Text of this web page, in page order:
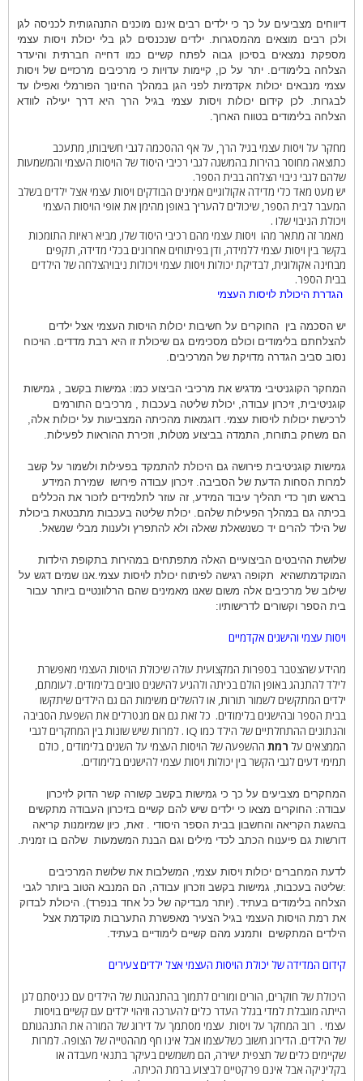
דיווחים מצביעים על כך כי ילדים רבים אינם מוכנים התנהגותית לכניסה לגן
ולכן רבים מוצאים מהמסגרות. ילדים שנכנסים לגן בלי יכולת ויסות עצמי
מספקת נמצאים בסיכון גבוה לפתח קשיים כמו דחייה חברתית והיעדר
הצלחה בלימודים. יתר על כן, קיימות עדויות כי מרכיבים מרכזיים של ויסות
עצמי מנבאים יכולות אקדמיות לפני הגן במהלך החינוך הפורמלי ואפילו עד
לבגרות. לכן קידום יכולות ויסות עצמי בגיל הרך היא דרך יעילה לוודא
הצלחה בלימודים בטווח הארוך.
מחקר על ויסות עצמי בגיל הרך, על אף ההסכמה לגבי חשיבותו, מתעכב
כתוצאה מחוסר בהירות בהמשגה לגבי רכיבי היסוד של הויסות העצמי והמשמעות
שלהם לגבי ניבוי הצלחה בבית הספר.
יש מעט מאד כלי מדידה אקולוגיים אמינים הבודקים ויסות עצמי אצל ילדים בשלב
המעבר לבית הספר, שיכולים להעריך באופן מהימן את אופי הויסות העצמי
ויכולת הניבוי שלו .
מאמר זה מתאר מהו ויסות עצמי מהם רכיבי היסוד שלו, מביא ראיות התומכות
בקשר בין ויסות עצמי ללמידה, ודן בפיתוחים אחרונים בכלי מדידה, תקפים
מבחינה אקולוגית, לבדיקת יכולות ויסות עצמי ויכולות ניבויהצלחה של הילדים
בבית הספר.
הגדרת היכולת לויסות העצמי
יש הסכמה בין החוקרים על חשיבות יכולות הויסות העצמי אצל ילדים
להצלחתם בלימודים וכולם מסכימים גם שיכולת זו היא רבת מדדים. הויכוח
נסוב סביב הגדרה מדויקת של המרכיבים.
המחקר הקוגניטיבי מדגיש את מרכיבי הביצוע כמו: גמישות בקשב , גמישות
קוגניטיבית, זיכרון עבודה, יכולת שליטה בעכבות , מרכיבים התורמים
לרכישת יכולות לויסות עצמי. דוגמאות מהכיתה המצביעות על יכולות אלה,
הם משחק בתורות, התמדה בביצוע מטלות, וזכירת ההוראות לפעילות.
גמישות קוגניטיבית פירושה גם היכולת להתמקד בפעילות ולשמור על קשב
למרות הסחות הדעת של הסביבה. זיכרון עבודה פירושו שמירת המידע
בראש תוך כדי תהליך עיבוד המידע, זה עוזר לתלמידים לזכור את הכללים
בכיתה גם במהלך הפעילות שלהם. יכולת שליטה בעכבות מתבטאת ביכולת
של הילד להרים יד כשנשאלת שאלה ולא להתפרץ ולענות מבלי שנשאל.
שלושת ההיבטים הביצועיים האלה מתפתחים במהירות בתקופת הילדות
המוקדמתשהיא תקופה רגישה לפיתוח יכולת לויסות עצמי אנו שמים דגש על
שילוב של מרכיבים אלה משום שאנו מאמינים שהם הרלוונטיים ביותר עבור
בית הספר וקשורים לדרישותיו:
ויסות עצמי והישגים אקדמיים
מהידע שהצטבר בספרות המקצועית עולה שיכולת הויסות העצמי מאפשרת
לילד להתנהג באופן הולם בכיתה ולהגיע להישגים טובים בלימודים. לעומתם,
ילדים המתקשים לשמור תורות, או להשלים משימות הם גם הילדים שיתקשו
בבית הספר ובהישגים בלימודים. כל זאת גם אם מנטרלים את השפעת הסביבה
והנתונים ההתחלתיים של הילד כמו IQ . למרות שיש שונות בין המחקרים לגבי
הממצאים על רמת ההשפעה של הויסות העצמי על השגים בלימודים , כולם
תמימי דעים לגבי הקשר בין יכולות ויסות עצמי להישגים בלימודים.
המחקרים מצביעים על כך כי גמישות בקשב קשורה קשר הדוק לזיכרון
עבודה: החוקרים מצאו כי ילדים שיש להם קשיים בזיכרון העבודה מתקשים
בהשגת הקריאה והחשבון בבית הספר היסודי . זאת, כיון שמיומנות קריאה
דורשות גם פיענוח הכתב לכדי מילים וגם הבנת המשמעות שלהם בו זמנית.
לדעת המחברים יכולות ויסות עצמי, המשלבות את שלושת המרכיבים
:שליטה בעכבות, גמישות בקשב וזכרון עבודה, הם המנבא הטוב ביותר לגבי
הצלחה בלימודים בעתיד. (יותר מבדיקה של כל אחד בנפרד). היכולת לבדוק
את רמת הויסות העצמי בגיל הצעיר מאפשרת התערבות מוקדמת אצל
הילדים המתקשים ותמנע מהם קשיים לימודיים בעתיד.
קידום המדידה של יכולת הויסות העצמי אצל ילדים צעירים
היכולת של חוקרים, הורים ומורים לתמוך בהתנהגות של הילדים עם כניסתם לגן
הייתה מוגבלת למדי בגלל העדר כלים להערכה וזיהוי ילדים עם קשיים בויסות
עצמי . רוב המחקר על ויסות עצמי מסתמך על דירוג של המורה את התנהגותם
של הילדים. הדירוג חשוב כשלעצמו אבל אינו חף מההטייה של הצופה. למרות
שקיימים כלים של תצפית ישירה, הם משמשים בעיקר בתנאי מעבדה או
בקליניקה אבל אינם פרקטיים לביצוע ברמת הכיתה.